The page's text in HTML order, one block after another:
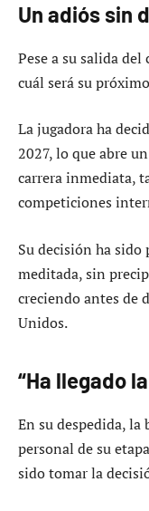
Un adiós sin
Pese a su salida
cuál será su
La jugadora ha
2027, lo que abre
carrera inmediata,
competiciones
Su decisión ha sido
meditada, sin
creciendo antes de
Unidos.
“Ha llegado
En su despedida,
personal de su
sido tomar la